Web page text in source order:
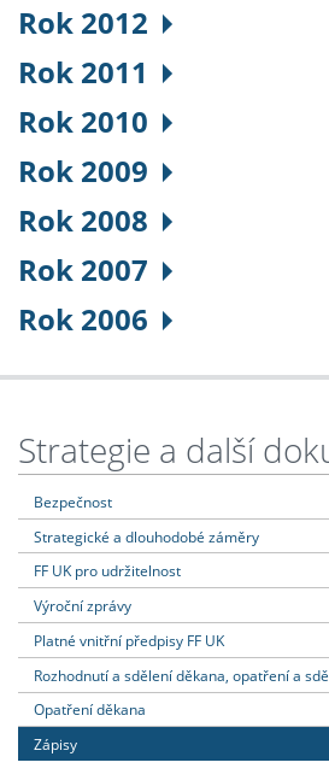
Rok 2012
Rok 2011
Rok 2010
Rok 2009
Rok 2008
Rok 2007
Rok 2006
Strategie a další
Bezpečnost
Strategické a dlouhodobé záměry
FF UK pro udržitelnost
Výroční zprávy
Platné vnitřní předpisy FF UK
Rozhodnutí a sdělení děkana, opatření a
Opatření děkana
Zápisy